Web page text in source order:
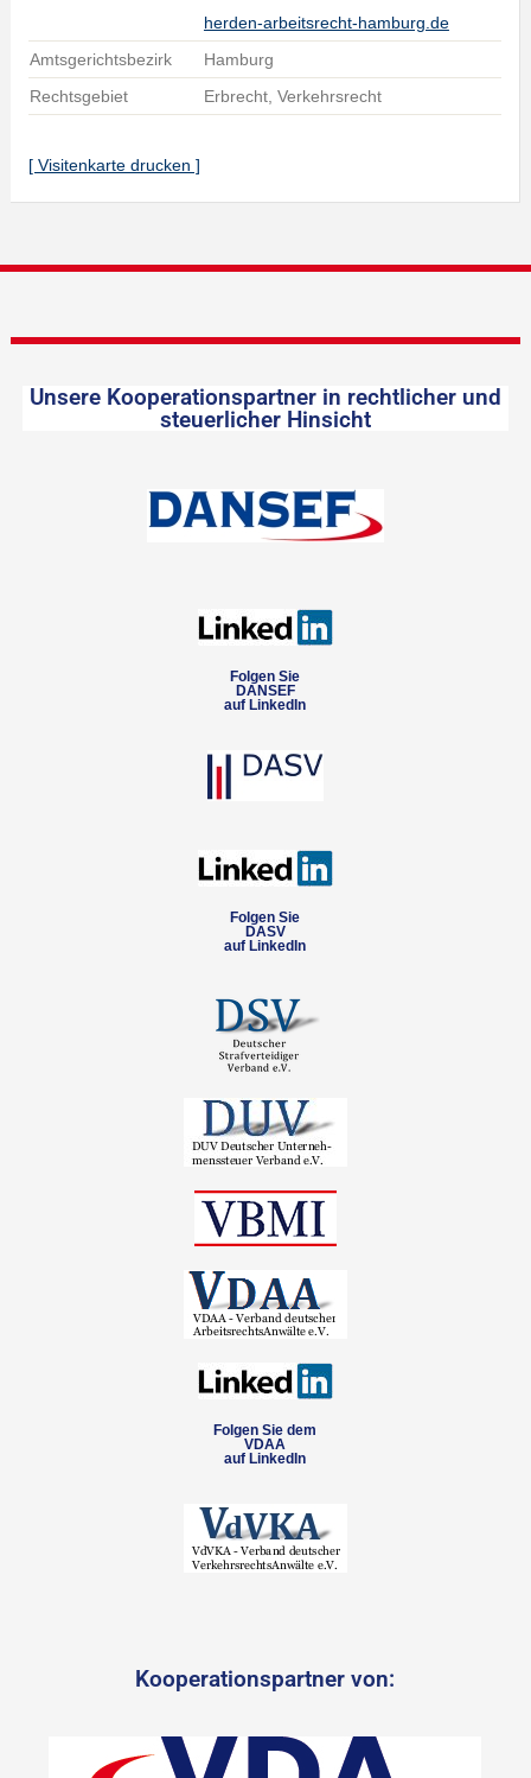
herden-arbeitsrecht-hamburg.de
Amtsgerichtsbezirk
Hamburg
Rechtsgebiet
Erbrecht, Verkehrsrecht
[ Visitenkarte drucken ]
Unsere Kooperationspartner in rechtlicher und
steuerlicher Hinsicht
Folgen Sie
DANSEF
auf LinkedIn
Folgen Sie
DASV
auf LinkedIn
Folgen Sie dem
VDAA
auf LinkedIn
Kooperationspartner von: